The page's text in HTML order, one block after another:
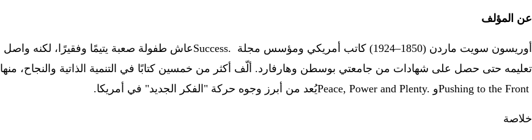
عن المؤلف
أوريسون سويت ماردن (1850–1924) كاتب أمريكي ومؤسس مجلة Success.عاش طفولة صعبة يتيمًا وفقيرًا، لكنه واصل
تعليمه حتى حصل على شهادات من جامعتي بوسطن وهارفارد. ألّف أكثر من خمسين كتابًا في التنمية الذاتية والنجاح، منها
Pushing to the Frontو Peace, Power and Plenty.يُعد من أبرز وجوه حركة "الفكر الجديد" في أمريكا.
خلاصة